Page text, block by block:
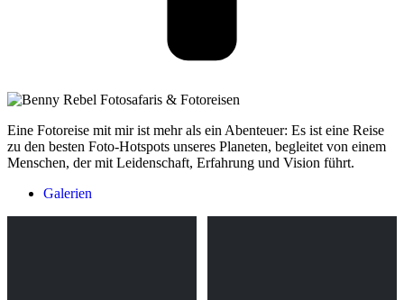
Eine Fotoreise mit mir ist mehr als ein Abenteuer: Es ist eine Reise
zu den besten Foto-Hotspots unseres Planeten, begleitet von einem
Menschen, der mit Leidenschaft, Erfahrung und Vision führt.
Galerien